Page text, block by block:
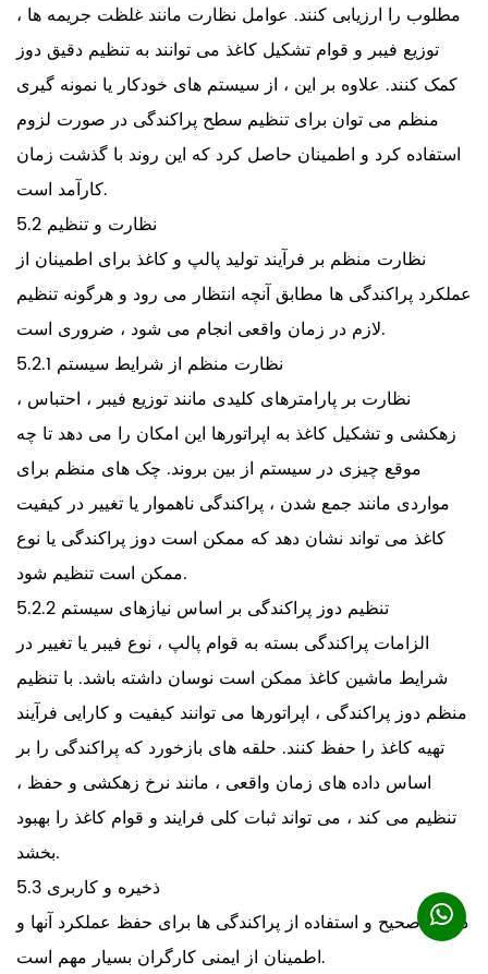
مطلوب را ارزیابی کنند. عوامل نظارت مانند غلظت جریمه ها ،
توزیع فیبر و قوام تشکیل کاغذ می توانند به تنظیم دقیق دوز
کمک کنند. علاوه بر این ، از سیستم های خودکار یا نمونه گیری
منظم می توان برای تنظیم سطح پراکندگی در صورت لزوم
استفاده کرد و اطمینان حاصل کرد که این روند با گذشت زمان
کارآمد است.
5.2 نظارت و تنظیم
نظارت منظم بر فرآیند تولید پالپ و کاغذ برای اطمینان از
عملکرد پراکندگی ها مطابق آنچه انتظار می رود و هرگونه تنظیم
لازم در زمان واقعی انجام می شود ، ضروری است.
5.2.1 نظارت منظم از شرایط سیستم
نظارت بر پارامترهای کلیدی مانند توزیع فیبر ، احتباس ،
زهکشی و تشکیل کاغذ به اپراتورها این امکان را می دهد تا چه
موقع چیزی در سیستم از بین بروند. چک های منظم برای
مواردی مانند جمع شدن ، پراکندگی ناهموار یا تغییر در کیفیت
کاغذ می تواند نشان دهد که ممکن است دوز پراکندگی یا نوع
ممکن است تنظیم شود.
5.2.2 تنظیم دوز پراکندگی بر اساس نیازهای سیستم
الزامات پراکندگی بسته به قوام پالپ ، نوع فیبر یا تغییر در
شرایط ماشین کاغذ ممکن است نوسان داشته باشد. با تنظیم
منظم دوز پراکندگی ، اپراتورها می توانند کیفیت و کارایی فرآیند
تهیه کاغذ را حفظ کنند. حلقه های بازخورد که پراکندگی را بر
اساس داده های زمان واقعی ، مانند نرخ زهکشی و حفظ ،
تنظیم می کند ، می تواند ثبات کلی فرایند و قوام کاغذ را بهبود
بخشد.
5.3 ذخیره و کاربری
ذخیره صحیح و استفاده از پراکندگی ها برای حفظ عملکرد آنها و
اطمینان از ایمنی کارگران بسیار مهم است.